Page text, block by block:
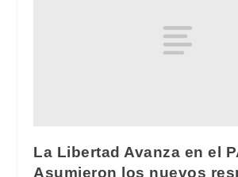
La Libertad Avanza en el
Asumieron los nuevos